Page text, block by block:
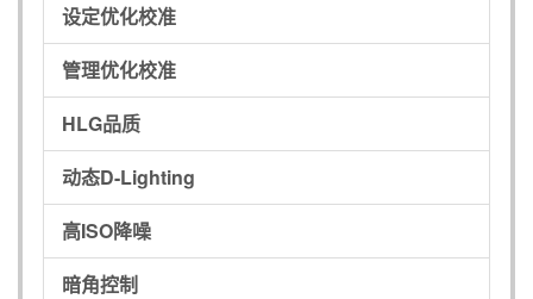
设定优化校准
管理优化校准
HLG品质
动态D-Lighting
高ISO降噪
暗角控制